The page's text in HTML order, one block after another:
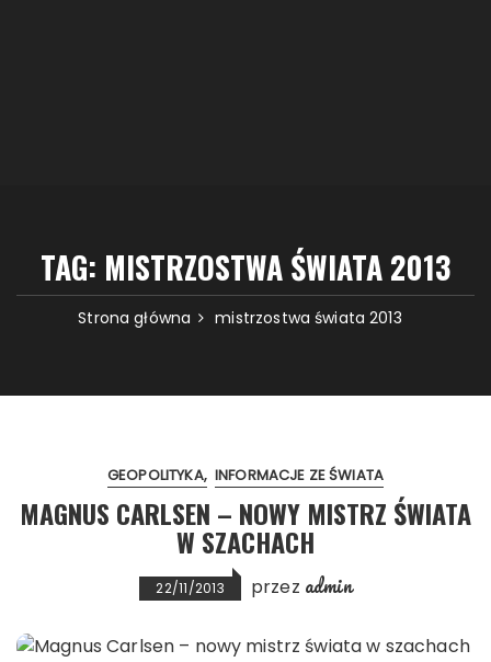
TAG: MISTRZOSTWA ŚWIATA 2013
Strona główna mistrzostwa świata 2013
GEOPOLITYKA INFORMACJE ZE ŚWIATA
MAGNUS CARLSEN – NOWY MISTRZ ŚWIATA
W SZACHACH
22/11/2013 przez admin